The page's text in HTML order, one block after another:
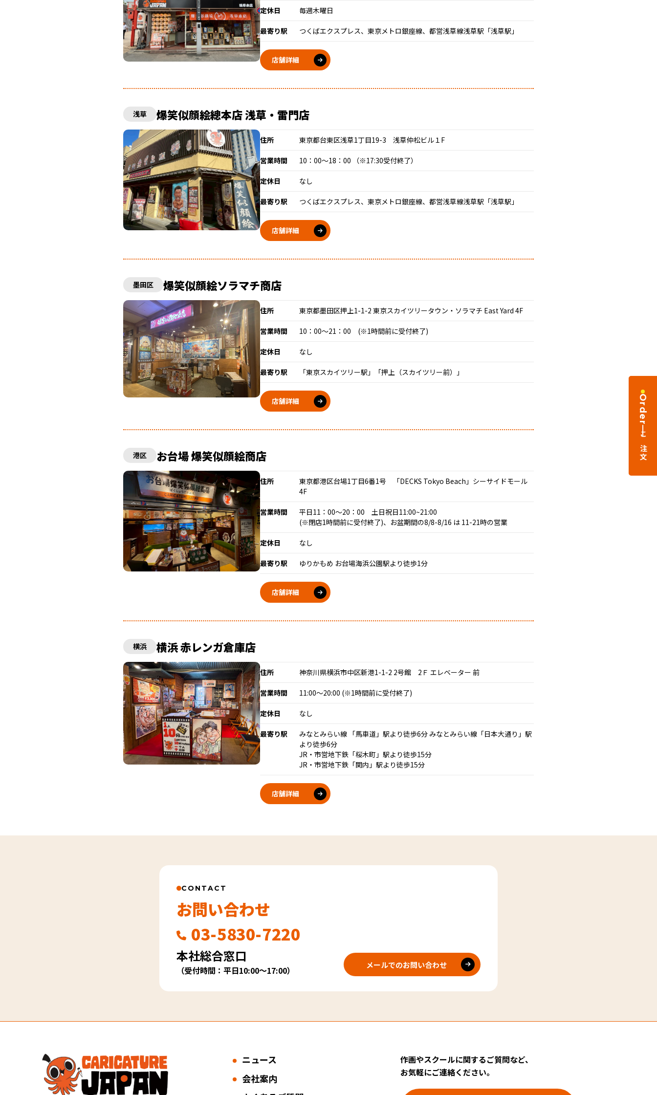
定休日 毎週木曜日
最寄り駅 つくばエクスプレス、東京メトロ銀座線、都営浅草線浅草駅「浅草駅」
店舗詳細
浅草 爆笑似顔絵總本店 浅草・雷門店
住所 東京都台東区浅草1丁目19-3 浅草仲松ビル１F
営業時間 10：00～18：00 （※17:30受付終了）
定休日 なし
最寄り駅 つくばエクスプレス、東京メトロ銀座線、都営浅草線浅草駅「浅草駅」
店舗詳細
墨田区 爆笑似顔絵ソラマチ商店
住所 東京都墨田区押上1-1-2 東京スカイツリータウン・ソラマチ East Yard 4F
営業時間 10：00～21：00 (※1時間前に受付終了)
定休日 なし
最寄り駅 「東京スカイツリー駅」「押上（スカイツリー前）」
店舗詳細
港区 お台場 爆笑似顔絵商店
住所
東京都港区台場1丁目6番1号 「DECKS Tokyo Beach」シーサイドモール
4F
営業時間
平日11：00～20：00 土日祝日11:00~21:00
(※閉店1時間前に受付終了)、お盆期間の8/8-8/16 は 11-21時の営業
定休日 なし
最寄り駅 ゆりかもめ お台場海浜公園駅より徒歩1分
店舗詳細
横浜 横浜 赤レンガ倉庫店
住所 神奈川県横浜市中区新港1-1-2 2号館 2Ｆ エレベーター 前
営業時間 11:00〜20:00 (※1時間前に受付終了)
定休日 なし
最寄り駅
みなとみらい線 「馬車道」駅より徒歩6分 みなとみらい線「日本大通り」駅
より徒歩6分
JR・市営地下鉄「桜木町」駅より徒歩15分
JR・市営地下鉄「関内」駅より徒歩15分
店舗詳細
CONTACT
お問い合わせ
03-5830-7220
本社総合窓口
（受付時間：平日10:00～17:00） メールでのお問い合わせ
Order
ご注文
ニュース
会社案内
作画やスクールに関するご質問など、
お気軽にご連絡ください。